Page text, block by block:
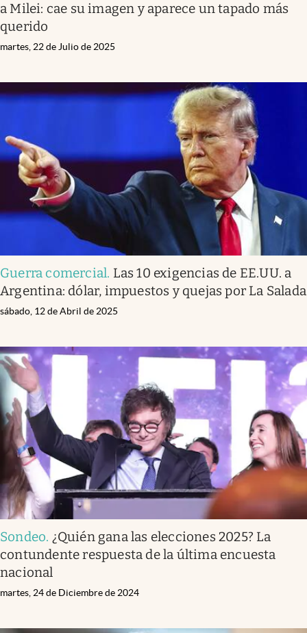
a Milei: cae su imagen y aparece un tapado más
querido
martes, 22 de Julio de 2025
Guerra comercial. Las 10 exigencias de EE.UU. a
Argentina: dólar, impuestos y quejas por La Salada
sábado, 12 de Abril de 2025
Sondeo. ¿Quién gana las elecciones 2025? La
contundente respuesta de la última encuesta
nacional
martes, 24 de Diciembre de 2024